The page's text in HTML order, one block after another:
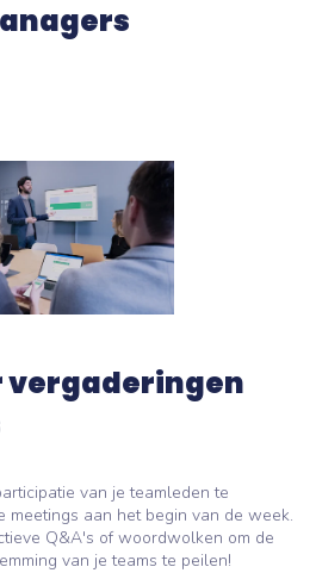
vergaderingen
van je teamleden te
meetings aan het begin van de week.
Q&A's of woordwolken om de
van je teams te peilen!